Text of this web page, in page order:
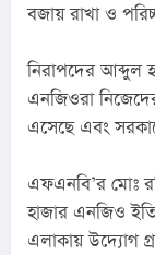
বজায় রাখা ও
নিরাপদের আব্দুল
এনজিওরা
এসেছে এবং
এফএনবি’র মোঃ
হাজার এনজিও
এলাকায় উদ্যোগ